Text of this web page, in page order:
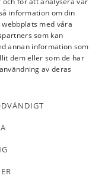
Instagram
Information
Lektioner & Kurser
Järfälla Golfklubb
information om din
med våra
som kan
annan information som
dem eller som de har
av deras